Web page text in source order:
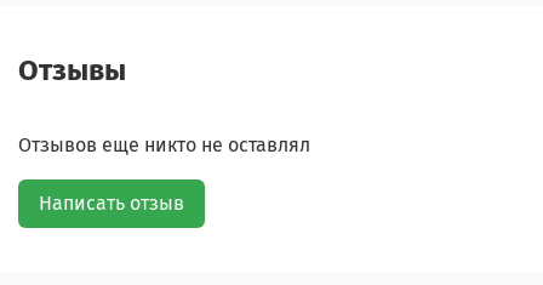
Отзывы
Отзывов еще никто не оставлял
Написать отзыв